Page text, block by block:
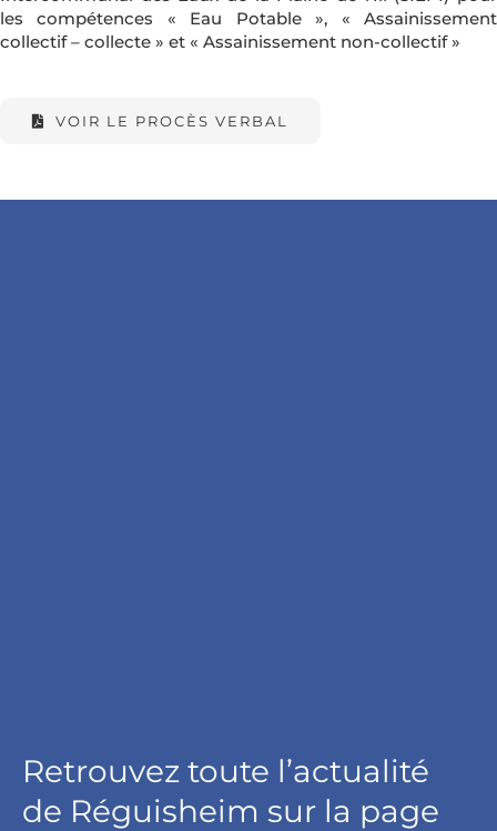
les compétences « Eau Potable », « Assainissement
collectif – collecte » et « Assainissement non-collectif »
VOIR LE PROCÈS VERBAL
Retrouvez toute l’actualité
de Réguisheim sur la page